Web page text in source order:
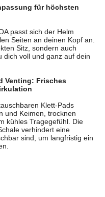
für höchsten
passt sich der Helm
Seiten an deinen Kopf an.
Sitz, sondern auch
dich voll und ganz auf dein
Venting: Frisches
Klett-Pads
und Keimen, trocknen
kühles Tragegefühl. Die
verhindert eine
sind, um langfristig ein